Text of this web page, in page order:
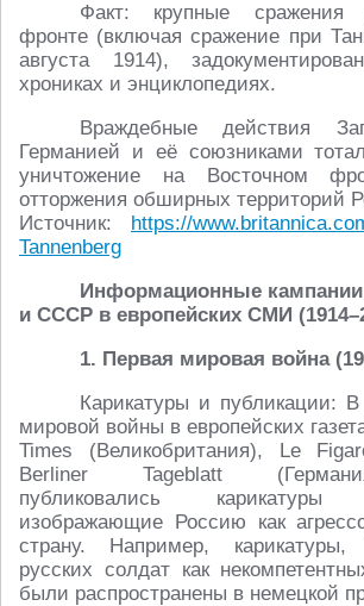
Факт: крупные сражения
фронте (включая сражение при
августа 1914),
хрониках и энциклопедиях.
Враждебные действия
Германией и её союзниками
уничтожение на Восточном
отторжения обширных территорий
Источник: https://
Tannenberg
Информационные кампании
и СССР в европейских СМИ
1. Первая мировая война
Карикатуры и публикации:
мировой войны в европейских
Times (Великобритания), Le
Berliner Tageblatt
публиковались
изображающие Россию как
страну. Например, карикатуры,
русских солдат как
были распространены в немецкой